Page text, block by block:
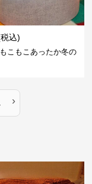
込)
こもこあったか冬の
›